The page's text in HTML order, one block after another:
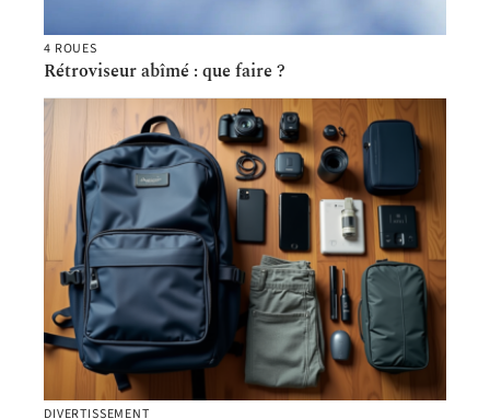
4 ROUES
Rétroviseur abîmé : que faire ?
DIVERTISSEMENT